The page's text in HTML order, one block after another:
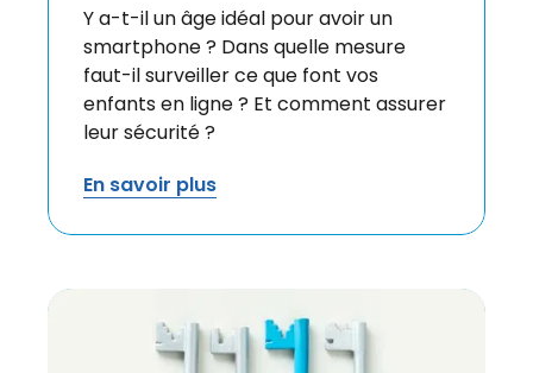
Y a-t-il un âge idéal pour avoir un
smartphone ? Dans quelle mesure
faut-il surveiller ce que font vos
enfants en ligne ? Et comment assurer
leur sécurité ?
En savoir plus